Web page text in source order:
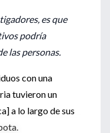
es que
podría
las personas.
con una
tuvieron un
a lo largo de sus